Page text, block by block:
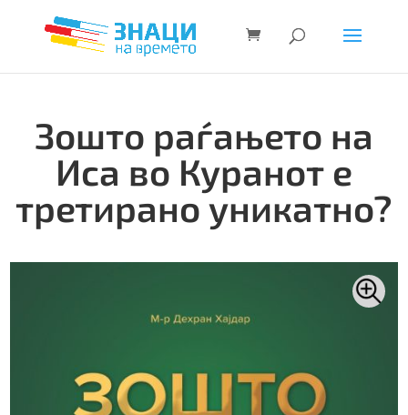
Зошто раѓањето на
Иса во Куранот е
третирано уникатно?